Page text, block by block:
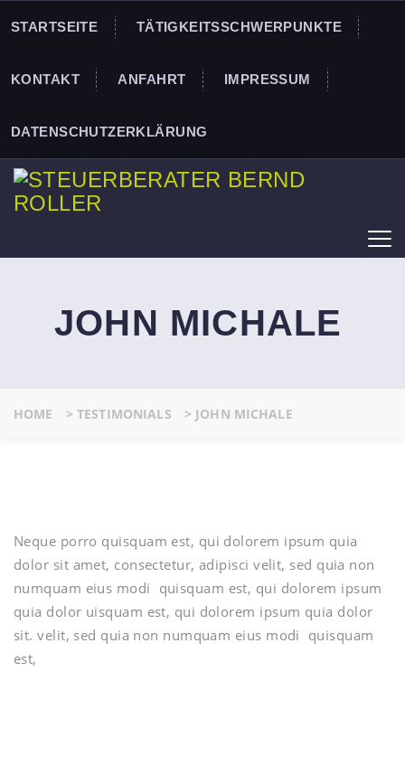
STARTSEITE TÄTIGKEITSSCHWERPUNKTE
KONTAKT ANFAHRT IMPRESSUM
DATENSCHUTZERKLÄRUNG
JOHN MICHALE
HOME > TESTIMONIALS > JOHN MICHALE
Neque porro quisquam est, qui dolorem ipsum quia
dolor sit amet, consectetur, adipisci velit, sed quia non
numquam eius modi quisquam est, qui dolorem ipsum
quia dolor uisquam est, qui dolorem ipsum quia dolor
sit. velit, sed quia non numquam eius modi quisquam
est,